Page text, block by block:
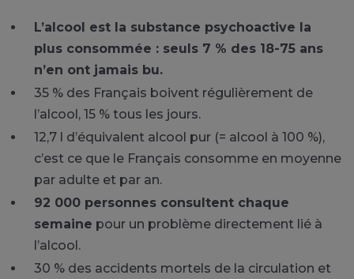
L’alcool est la substance psychoactive la
plus consommée : seuls 7 % des 18-75 ans
n’en ont jamais bu.
35 % des Français boivent régulièrement de
l’alcool, 15 % tous les jours.
12,7 l d’équivalent alcool pur (= alcool à 100 %),
c’est ce que le Français consomme en moyenne
par adulte et par an.
92 000 personnes consultent chaque
semaine pour un problème directement lié à
l’alcool.
30 % des accidents mortels de la circulation et